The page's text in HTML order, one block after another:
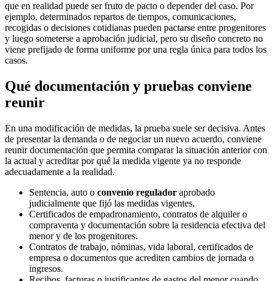
que en realidad puede ser fruto de pacto o depender del caso. Por
ejemplo, determinados repartos de tiempos, comunicaciones,
recogidas o decisiones cotidianas pueden pactarse entre progenitores
y luego someterse a aprobación judicial, pero su diseño concreto no
viene prefijado de forma uniforme por una regla única para todos los
casos.
Qué documentación y pruebas conviene
reunir
En una modificación de medidas, la prueba suele ser decisiva. Antes
de presentar la demanda o de negociar un nuevo acuerdo, conviene
reunir documentación que permita comparar la situación anterior con
la actual y acreditar por qué la medida vigente ya no responde
adecuadamente a la realidad.
Sentencia, auto o convenio regulador aprobado
judicialmente que fijó las medidas vigentes.
Certificados de empadronamiento, contratos de alquiler o
compraventa y documentación sobre la residencia efectiva del
menor y de los progenitores.
Contratos de trabajo, nóminas, vida laboral, certificados de
empresa o documentos que acrediten cambios de jornada o
ingresos.